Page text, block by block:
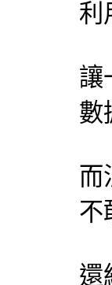
利
讓
數
而
不
還